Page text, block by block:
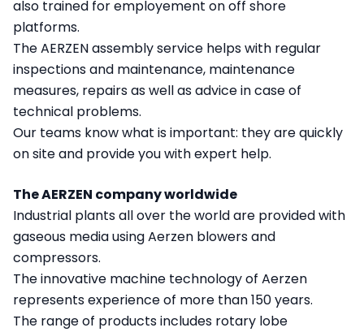
also trained for employement on off shore
platforms.
The AERZEN assembly service helps with regular
inspections and maintenance, maintenance
measures, repairs as well as advice in case of
technical problems.
Our teams know what is important: they are quickly
on site and provide you with expert help.
The AERZEN company worldwide
Industrial plants all over the world are provided with
gaseous media using Aerzen blowers and
compressors.
The innovative machine technology of Aerzen
represents experience of more than 150 years.
The range of products includes rotary lobe